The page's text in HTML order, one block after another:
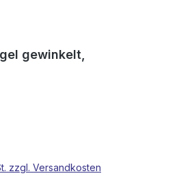
gewinkelt,
zzgl. Versandkosten